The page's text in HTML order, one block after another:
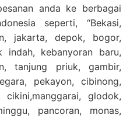
anda ke berbagai
seperti, “Bekasi,
jakarta, depok, bogor,
indah, kebanyoran baru,
tanjung priuk, gambir,
pekayon, cibinong,
cikini,manggarai, glodok,
pancoran, monas,